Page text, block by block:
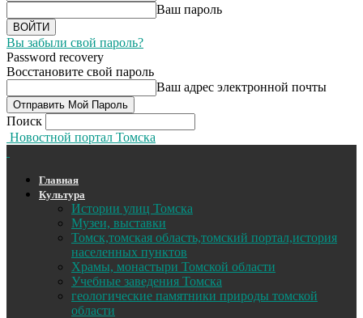
Ваш пароль
Вы забыли свой пароль?
Password recovery
Восстановите свой пароль
Ваш адрес электронной почты
Поиск
Новостной портал Томска
Главная
Культура
Истории улиц Томска
Музеи, выставки
Томск,томская область,томский портал,история
населенных пунктов
Храмы, монастыри Томской области
Учебные заведения Томска
геологические памятники природы томской
области